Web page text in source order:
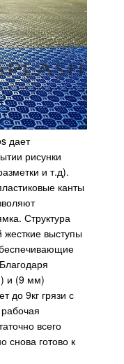
дает
рисунки
и т.д).
канты
Структура
жесткие выступы
и (9 мм)
до 9кг грязи с
всего
снова готово к